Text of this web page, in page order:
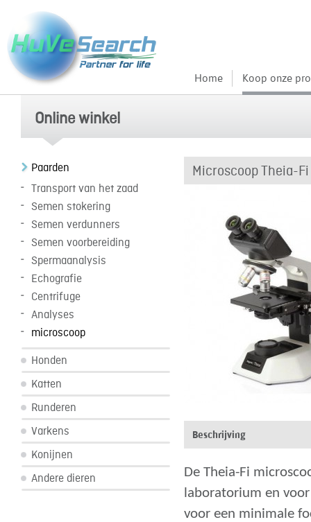
Home Koop onze
Online winkel
Paarden
Transport van het zaad
Semen stokering
Semen verdunners
Semen voorbereiding
Spermaanalysis
Echografie
Centrifuge
Analyses
microscoop
Honden
Katten
Runderen
Varkens
Konijnen
Andere dieren
Microscoop Theia-
Beschrijving
De Theia-Fi
laboratorium en
voor een minimale